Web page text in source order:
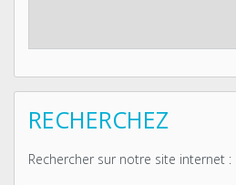
RECHERCHEZ
Rechercher sur notre site internet :